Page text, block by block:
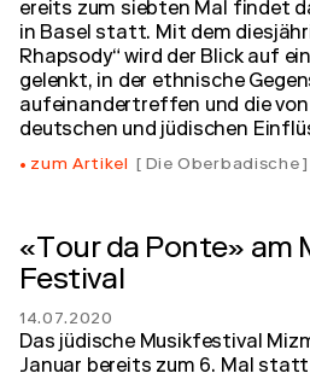
ereits zum siebten Mal findet
in Basel statt. Mit dem
Rhapsody“ wird der Blick auf
gelenkt, in der ethnische
aufeinandertreffen und die
deutschen und jüdischen
zum Artikel Die Oberbadische
«Tour da Ponte» am
Festival
14.07.2020
Das jüdische Musikfestival
Januar bereits zum 6. Mal